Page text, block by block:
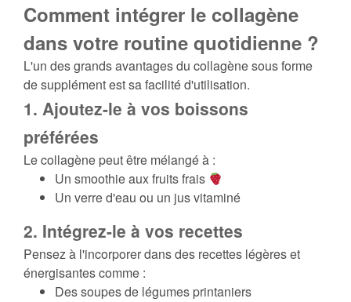
Comment intégrer le collagène
dans votre routine quotidienne ?
L'un des grands avantages du collagène sous forme
de supplément est sa facilité d'utilisation.
1. Ajoutez-le à vos boissons
préférées
Le collagène peut être mélangé à :
Un smoothie aux fruits frais
Un verre d'eau ou un jus vitaminé
2. Intégrez-le à vos recettes
Pensez à l'incorporer dans des recettes légères et
énergisantes comme :
Des soupes de légumes printaniers